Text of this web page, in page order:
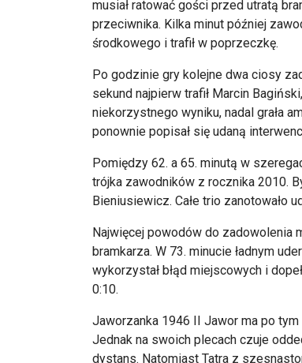
musiał ratować gości przed utratą
przeciwnika. Kilka minut później
środkowego i trafił w poprzeczkę.
Po godzinie gry kolejne dwa ciosy
sekund najpierw trafił Marcin
niekorzystnego wyniku, nadal grała
ponownie popisał się udaną
Pomiędzy 62. a 65. minutą w
trójka zawodników z rocznika 2010.
Bieniusiewicz. Całe trio zanotowało
Najwięcej powodów do zadowolenia
bramkarza. W 73. minucie ładnym
wykorzystał błąd miejscowych i
0:10.
Jaworzanka 1946 II Jawor ma po
Jednak na swoich plecach czuje
dystans. Natomiast Tatra z